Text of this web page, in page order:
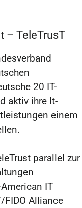
– TeleTrusT
20 IT-
aktiv ihre It-
einem
parallel zur
IT
FIDO Alliance